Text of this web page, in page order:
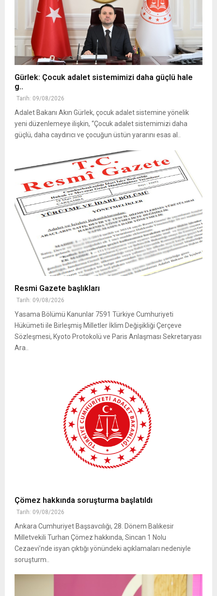
Gürlek: Çocuk adalet sistemimizi daha güçlü hale
g..
Tarih: 09/08/2026
Adalet Bakanı Akın Gürlek, çocuk adalet sistemine yönelik
yeni düzenlemeye ilişkin, “Çocuk adalet sistemimizi daha
güçlü, daha caydırıcı ve çocuğun üstün yararını esas al..
Resmi Gazete başlıkları
Tarih: 09/08/2026
Yasama Bölümü Kanunlar 7591 Türkiye Cumhuriyeti
Hükümeti ile Birleşmiş Milletler İklim Değişikliği Çerçeve
Sözleşmesi, Kyoto Protokolü ve Paris Anlaşması Sekretaryası
Ara..
Çömez hakkında soruşturma başlatıldı
Tarih: 09/08/2026
Ankara Cumhuriyet Başsavcılığı, 28. Dönem Balıkesir
Milletvekili Turhan Çömez hakkında, Sincan 1 Nolu
Cezaevi’nde isyan çıktığı yönündeki açıklamaları nedeniyle
soruşturm..